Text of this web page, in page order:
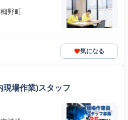
野町
気になる
現場作業)スタッフ